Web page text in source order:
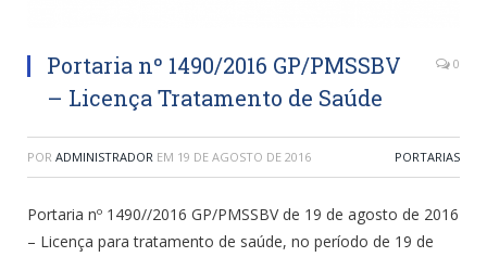
Portaria nº 1490/2016 GP/PMSSBV
– Licença Tratamento de Saúde
0
POR ADMINISTRADOR EM 19 DE AGOSTO DE 2016 PORTARIAS
Portaria nº 1490//2016 GP/PMSSBV de 19 de agosto de 2016
– Licença para tratamento de saúde, no período de 19 de